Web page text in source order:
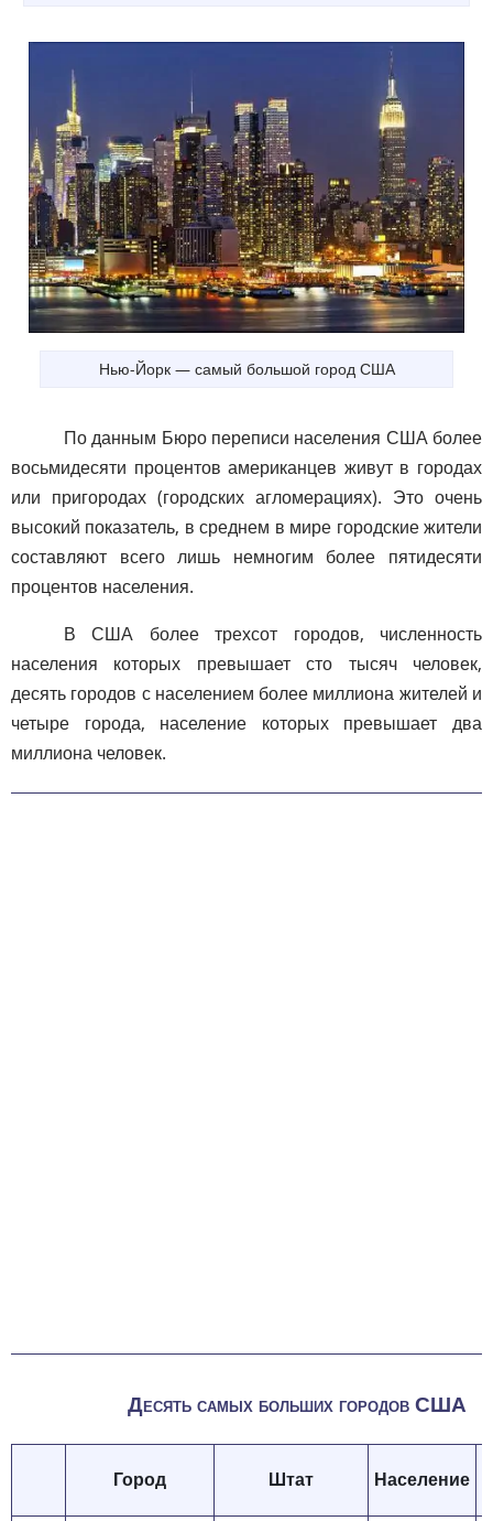
Нью-Йорк — самый большой город США
По данным Бюро переписи населения США более
восьмидесяти процентов американцев живут в городах
или пригородах (городских агломерациях). Это очень
высокий показатель, в среднем в мире городские жители
составляют всего лишь немногим более пятидесяти
процентов населения.
В США более трехсот городов, численность
населения которых превышает сто тысяч человек,
десять городов с населением более миллиона жителей и
четыре города, население которых превышает два
миллиона человек.
Десять самых больших городов США
Город Штат Население